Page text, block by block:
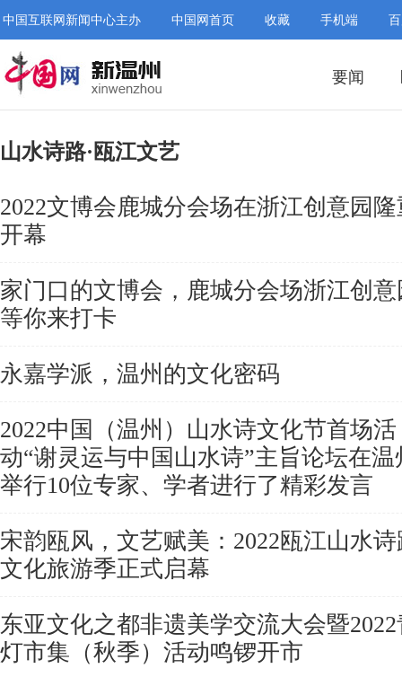
中国互联网新闻中心主办 中国网首页 收藏 手机端
要闻
山水诗路·瓯江文艺
2022文博会鹿城分会场在浙江创意园隆
开幕
家门口的文博会，鹿城分会场浙江创意
等你来打卡
永嘉学派，温州的文化密码
2022中国（温州）山水诗文化节首场活
动“谢灵运与中国山水诗”主旨论坛在
举行10位专家、学者进行了精彩发言
宋韵瓯风，文艺赋美：2022瓯江山水诗
文化旅游季正式启幕
东亚文化之都非遗美学交流大会暨2022
灯市集（秋季）活动鸣锣开市